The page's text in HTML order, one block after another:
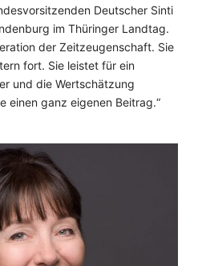
Deutscher Sinti
im Thüringer Landtag.
der Zeitzeugenschaft. Sie
fort. Sie leistet für ein
und die Wertschätzung
einen ganz eigenen Beitrag.“